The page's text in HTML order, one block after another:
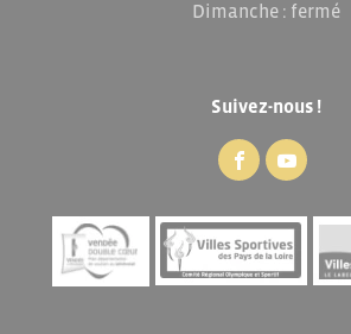
Dimanche : fermé
Suivez-nous !